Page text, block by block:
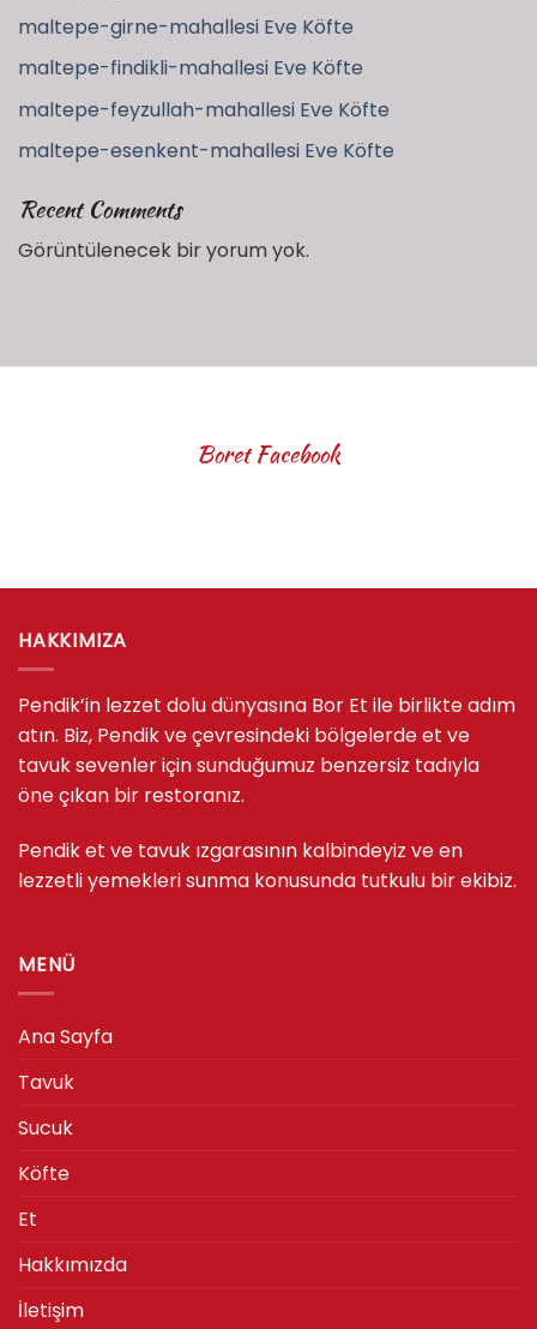
maltepe-girne-mahallesi Eve Köfte
maltepe-findikli-mahallesi Eve Köfte
maltepe-feyzullah-mahallesi Eve Köfte
maltepe-esenkent-mahallesi Eve Köfte
Recent Comments
Görüntülenecek bir yorum yok.
Boret Facebook
HAKKIMIZA
Pendik’in lezzet dolu dünyasına Bor Et ile birlikte adım
atın. Biz, Pendik ve çevresindeki bölgelerde et ve
tavuk sevenler için sunduğumuz benzersiz tadıyla
öne çıkan bir restoranız.
Pendik et ve tavuk ızgarasının kalbindeyiz ve en
lezzetli yemekleri sunma konusunda tutkulu bir ekibiz.
MENÜ
Ana Sayfa
Tavuk
Sucuk
Köfte
Et
Hakkımızda
İletişim